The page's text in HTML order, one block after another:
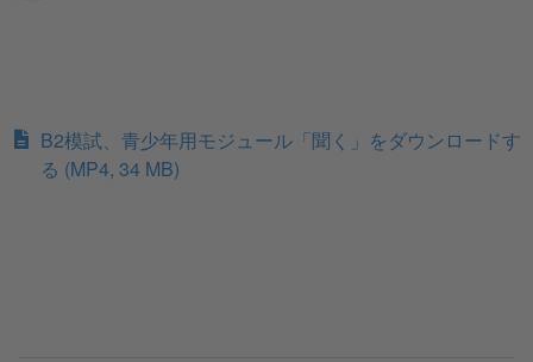
B2模試、青少年用モジュール「聞く」をダウンロードす
る (MP4, 34 MB)